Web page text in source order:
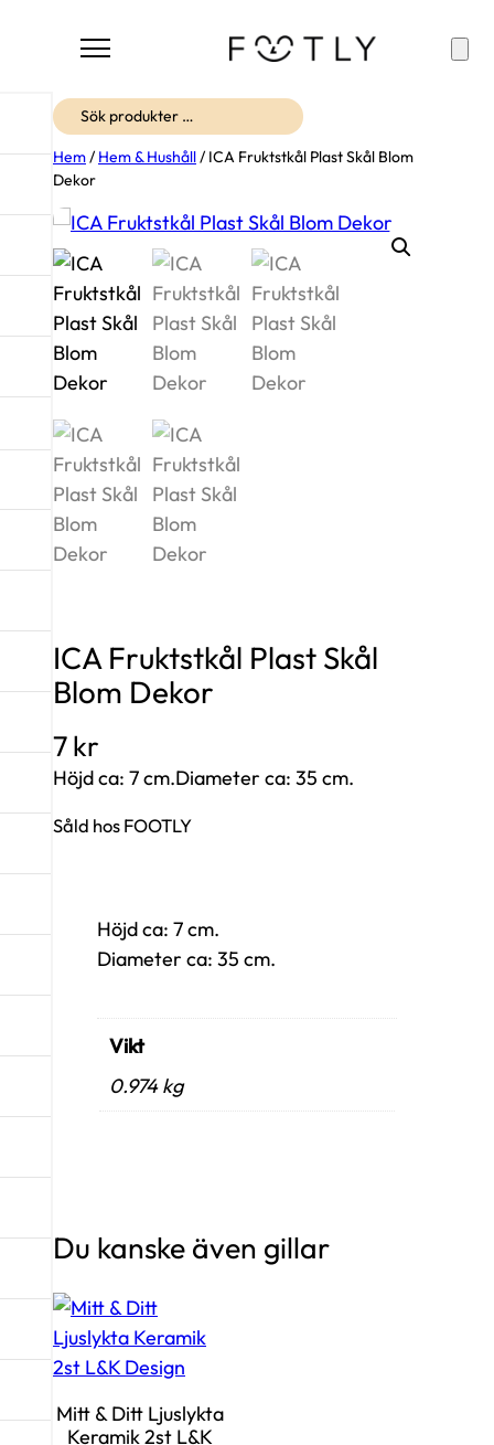
Sök
Hem/ Hem & Hushåll/ ICA Fruktstkål Plast Skål Blom
Dekor
ICA Fruktstkål Plast Skål
Blom Dekor
7kr
Höjd ca: 7 cm.Diameter ca: 35 cm.
Såld hos FOOTLY
Höjd ca: 7 cm.
Diameter ca: 35 cm.
Vikt
0.974 kg
Du kanske även gillar
Mitt & Ditt Ljuslykta
Keramik 2st L&K